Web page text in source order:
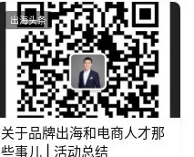
出海头条
关于品牌出海和电商人才那
些事儿 | 活动总结